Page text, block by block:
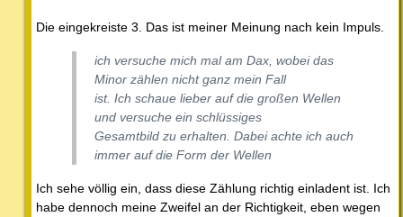
Die eingekreiste 3. Das ist meiner Meinung nach kein Impuls.
ich versuche mich mal am Dax, wobei das
Minor zählen nicht ganz mein Fall
ist. Ich schaue lieber auf die großen Wellen
und versuche ein schlüssiges
Gesamtbild zu erhalten. Dabei achte ich auch
immer auf die Form der Wellen
Ich sehe völlig ein, dass diese Zählung richtig einladent ist. Ich
habe dennoch meine Zweifel an der Richtigkeit, eben wegen